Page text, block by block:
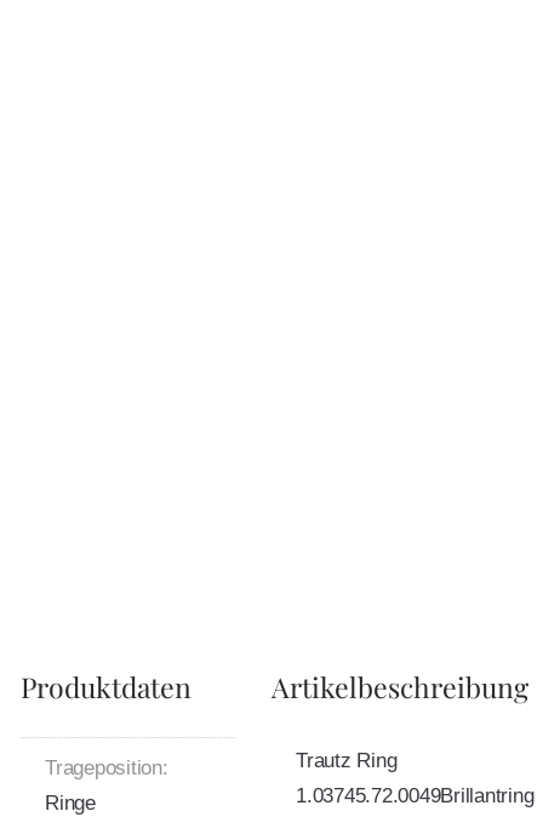
Produktdaten
Trageposition:
Ringe
Artikelbeschreibung
Trautz Ring
1.03745.72.0049Brillantring